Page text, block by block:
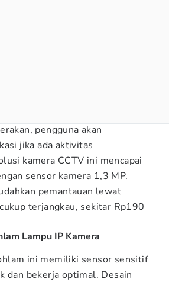
pengguna akan
jika ada aktivitas
kamera CCTV ini mencapai
sensor kamera 1,3 MP.
pemantauan lewat
terjangkau, sekitar Rp190
Lampu IP Kamera
ini memiliki sensor sensitif
dan bekerja optimal. Desain